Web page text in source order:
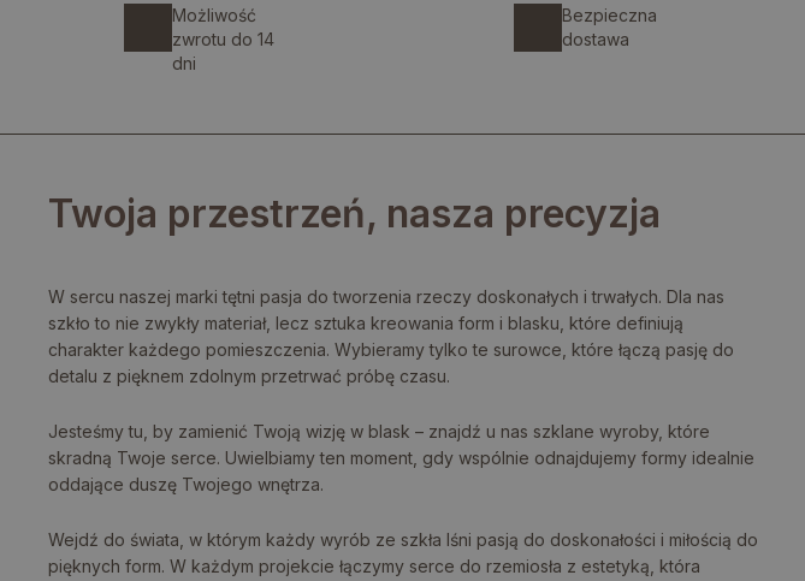
Możliwość
zwrotu do 14
dni
Bezpieczna
dostawa
Twoja przestrzeń, nasza precyzja
W sercu naszej marki tętni pasja do tworzenia rzeczy doskonałych i trwałych. Dla nas
szkło to nie zwykły materiał, lecz sztuka kreowania form i blasku, które definiują
charakter każdego pomieszczenia. Wybieramy tylko te surowce, które łączą pasję do
detalu z pięknem zdolnym przetrwać próbę czasu.
Jesteśmy tu, by zamienić Twoją wizję w blask – znajdź u nas szklane wyroby, które
skradną Twoje serce. Uwielbiamy ten moment, gdy wspólnie odnajdujemy formy idealnie
oddające duszę Twojego wnętrza.
Wejdź do świata, w którym każdy wyrób ze szkła lśni pasją do doskonałości i miłością do
pięknych form. W każdym projekcie łączymy serce do rzemiosła z estetyką, która